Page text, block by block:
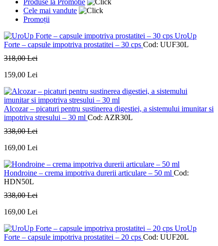
Produse la Promotie
Cele mai vandute
Promoții
UroUp
Forte – capsule impotriva prostatitei – 30 cps Cod: UUF30L
318,00Lei
159,00 Lei
Alcozar – picaturi pentru sustinerea digestiei, a sistemului imunitar si
impotriva stresului – 30 ml Cod: AZR30L
338,00Lei
169,00 Lei
Hondroine – crema impotriva durerii articulare – 50 ml Cod:
HDN50L
338,00Lei
169,00 Lei
UroUp
Forte – capsule impotriva prostatitei – 20 cps Cod: UUF20L